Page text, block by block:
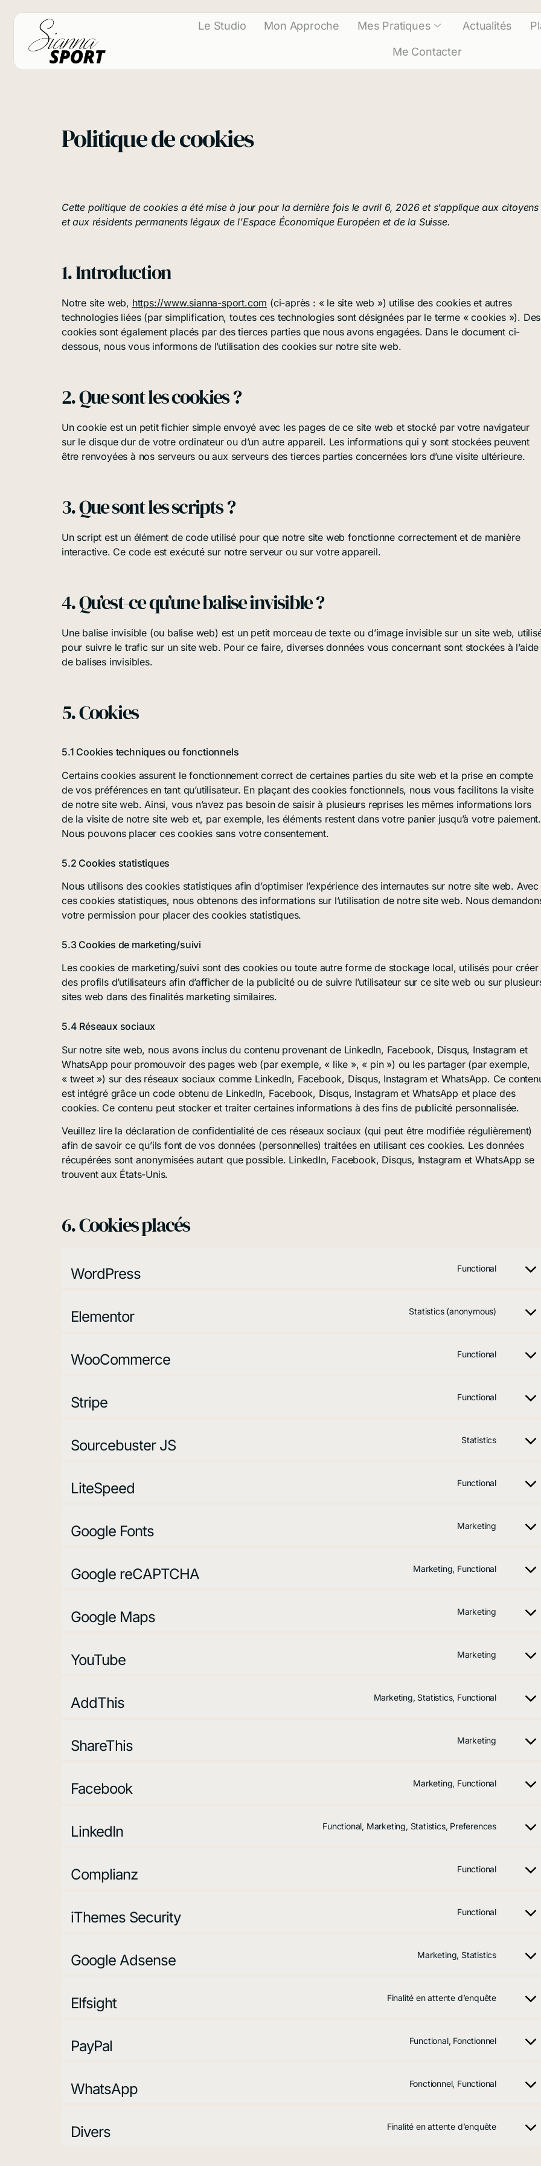
principal
Le Studio Mon Approche Mes Pratiques Actualités
Me Contacter
Politique de cookies
Cette politique de cookies a été mise à jour pour la dernière fois le avril 6, 2026 et s’applique aux citoyens
et aux résidents permanents légaux de l’Espace Économique Européen et de la Suisse.
1. Introduction
Notre site web, https://www.sianna-sport.com (ci-après : « le site web ») utilise des cookies et autres
technologies liées (par simplification, toutes ces technologies sont désignées par le terme « cookies »). Des
cookies sont également placés par des tierces parties que nous avons engagées. Dans le document ci-
dessous, nous vous informons de l’utilisation des cookies sur notre site web.
2. Que sont les cookies ?
Un cookie est un petit fichier simple envoyé avec les pages de ce site web et stocké par votre navigateur
sur le disque dur de votre ordinateur ou d’un autre appareil. Les informations qui y sont stockées peuvent
être renvoyées à nos serveurs ou aux serveurs des tierces parties concernées lors d’une visite ultérieure.
3. Que sont les scripts ?
Un script est un élément de code utilisé pour que notre site web fonctionne correctement et de manière
interactive. Ce code est exécuté sur notre serveur ou sur votre appareil.
4. Qu’est-ce qu’une balise invisible ?
Une balise invisible (ou balise web) est un petit morceau de texte ou d’image invisible sur un site web,
pour suivre le trafic sur un site web. Pour ce faire, diverses données vous concernant sont stockées à l’aide
de balises invisibles.
5. Cookies
5.1 Cookies techniques ou fonctionnels
Certains cookies assurent le fonctionnement correct de certaines parties du site web et la prise en compte
de vos préférences en tant qu’utilisateur. En plaçant des cookies fonctionnels, nous vous facilitons la visite
de notre site web. Ainsi, vous n’avez pas besoin de saisir à plusieurs reprises les mêmes informations lors
de la visite de notre site web et, par exemple, les éléments restent dans votre panier jusqu’à votre paiement.
Nous pouvons placer ces cookies sans votre consentement.
5.2 Cookies statistiques
Nous utilisons des cookies statistiques afin d’optimiser l’expérience des internautes sur notre site web. Avec
ces cookies statistiques, nous obtenons des informations sur l’utilisation de notre site web. Nous
votre permission pour placer des cookies statistiques.
5.3 Cookies de marketing/suivi
Les cookies de marketing/suivi sont des cookies ou toute autre forme de stockage local, utilisés pour créer
des profils d’utilisateurs afin d’afficher de la publicité ou de suivre l’utilisateur sur ce site web ou sur
sites web dans des finalités marketing similaires.
5.4 Réseaux sociaux
Sur notre site web, nous avons inclus du contenu provenant de LinkedIn, Facebook, Disqus, Instagram et
WhatsApp pour promouvoir des pages web (par exemple, « like », « pin ») ou les partager (par exemple,
« tweet ») sur des réseaux sociaux comme LinkedIn, Facebook, Disqus, Instagram et WhatsApp. Ce
est intégré grâce un code obtenu de LinkedIn, Facebook, Disqus, Instagram et WhatsApp et place des
cookies. Ce contenu peut stocker et traiter certaines informations à des fins de publicité personnalisée.
Veuillez lire la déclaration de confidentialité de ces réseaux sociaux (qui peut être modifiée régulièrement)
afin de savoir ce qu’ils font de vos données (personnelles) traitées en utilisant ces cookies. Les données
récupérées sont anonymisées autant que possible. LinkedIn, Facebook, Disqus, Instagram et WhatsApp se
trouvent aux États-Unis.
6. Cookies placés
WordPress Functional
Elementor Statistics (anonymous)
WooCommerce Functional
Stripe Functional
Sourcebuster JS Statistics
LiteSpeed Functional
Google Fonts Marketing
Google reCAPTCHA Marketing, Functional
Google Maps Marketing
YouTube Marketing
AddThis Marketing, Statistics, Functional
ShareThis Marketing
Facebook Marketing, Functional
LinkedIn Functional, Marketing, Statistics, Preferences
Complianz Functional
iThemes Security Functional
Google Adsense Marketing, Statistics
Elfsight Finalité en attente d’enquête
PayPal Functional, Fonctionnel
WhatsApp Fonctionnel, Functional
Divers Finalité en attente d’enquête